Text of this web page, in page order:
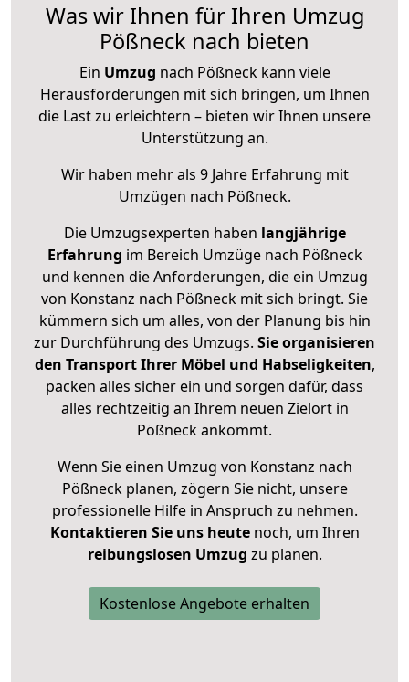
Was wir Ihnen für Ihren Umzug
Pößneck nach bieten
Ein Umzug nach Pößneck kann viele
Herausforderungen mit sich bringen, um Ihnen
die Last zu erleichtern – bieten wir Ihnen unsere
Unterstützung an.
Wir haben mehr als 9 Jahre Erfahrung mit
Umzügen nach Pößneck.
Die Umzugsexperten haben langjährige
Erfahrung im Bereich Umzüge nach Pößneck
und kennen die Anforderungen, die ein Umzug
von Konstanz nach Pößneck mit sich bringt. Sie
kümmern sich um alles, von der Planung bis hin
zur Durchführung des Umzugs. Sie organisieren
den Transport Ihrer Möbel und Habseligkeiten,
packen alles sicher ein und sorgen dafür, dass
alles rechtzeitig an Ihrem neuen Zielort in
Pößneck ankommt.
Wenn Sie einen Umzug von Konstanz nach
Pößneck planen, zögern Sie nicht, unsere
professionelle Hilfe in Anspruch zu nehmen.
Kontaktieren Sie uns heutenoch, um Ihren
reibungslosen Umzug zu planen.
Kostenlose Angebote erhalten